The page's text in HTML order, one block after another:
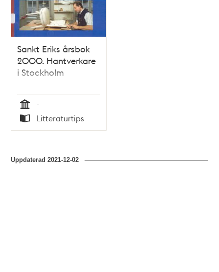
Sankt Eriks årsbok
2000. Hantverkare
i Stockholm
Tid
-
Typ
Litteraturtips
Uppdaterad2021-12-02